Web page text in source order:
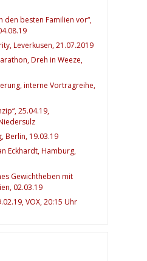
den besten Familien vor“,
Leverkusen, 21.07.2019
Dreh in Weeze,
interne Vortragreihe,
25.04.19,
Berlin, 19.03.19
Eckhardt, Hamburg,
Gewichtheben mit
02.03.19
VOX, 20:15 Uhr